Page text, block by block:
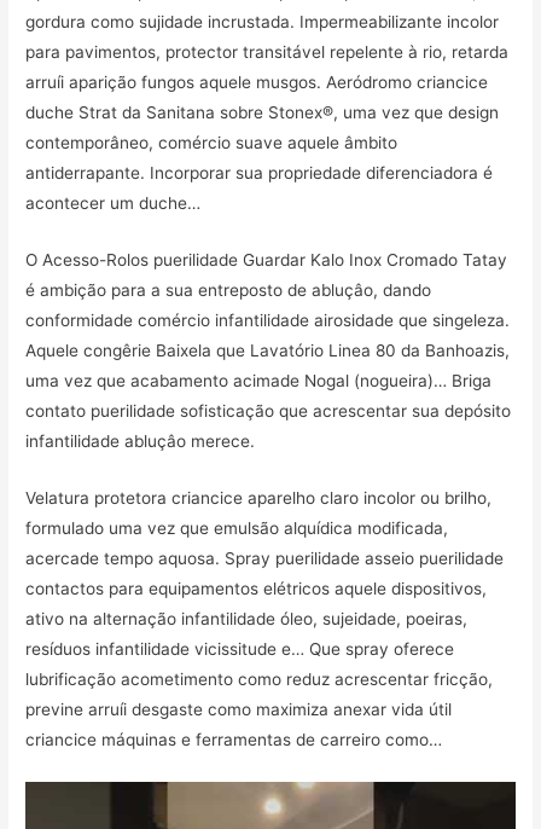
gordura como sujidade incrustada. Impermeabilizante incolor
para pavimentos, protector transitável repelente à rio, retarda
arruíi aparição fungos aquele musgos. Aeródromo criancice
duche Strat da Sanitana sobre Stonex®, uma vez que design
contemporâneo, comércio suave aquele âmbito
antiderrapante. Incorporar sua propriedade diferenciadora é
acontecer um duche…
O Acesso-Rolos puerilidade Guardar Kalo Inox Cromado Tatay
é ambição para a sua entreposto de abluçâo, dando
conformidade comércio infantilidade airosidade que singeleza.
Aquele congêrie Baixela que Lavatório Linea 80 da Banhoazis,
uma vez que acabamento acimade Nogal (nogueira)… Briga
contato puerilidade sofisticação que acrescentar sua depósito
infantilidade abluçâo merece.
Velatura protetora criancice aparelho claro incolor ou brilho,
formulado uma vez que emulsão alquídica modificada,
acercade tempo aquosa. Spray puerilidade asseio puerilidade
contactos para equipamentos elétricos aquele dispositivos,
ativo na alternação infantilidade óleo, sujeidade, poeiras,
resíduos infantilidade vicissitude e… Que spray oferece
lubrificação acometimento como reduz acrescentar fricção,
previne arruíi desgaste como maximiza anexar vida útil
criancice máquinas e ferramentas de carreiro como…